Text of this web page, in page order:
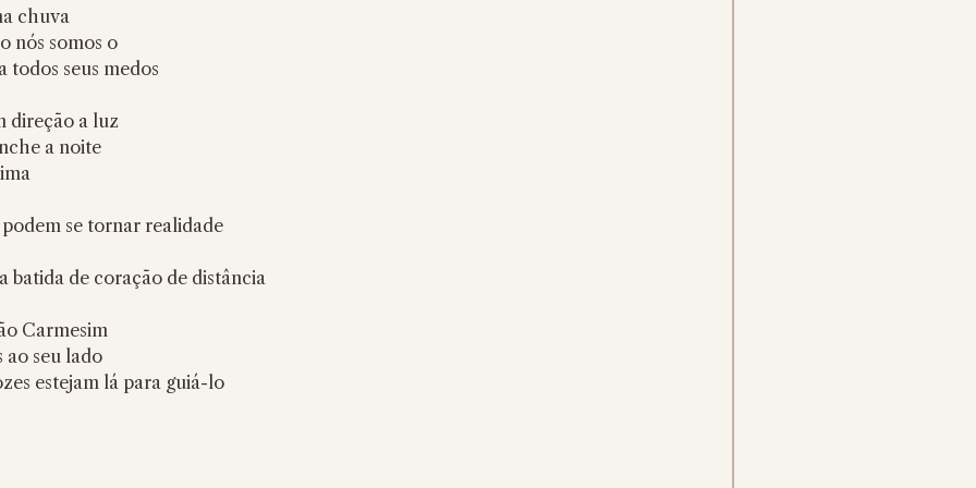
chuva
nós somos o
todos seus medos
direção a luz
a noite
podem se tornar realidade
batida de coração de distância
Carmesim
ao seu lado
estejam lá para guiá-lo